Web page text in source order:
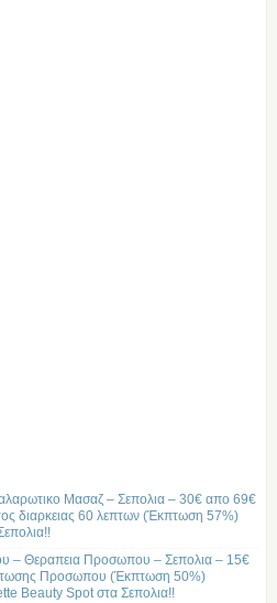
Μασαζ – Σεπολια – 30€ απο 69€
διαρκειας 60 λεπτων (Έκπτωση 57%)
– Θεραπεια Προσωπου – Σεπολια – 15€
Προσωπου (Έκπτωση 50%)
Beauty Spot στα Σεπολια!!